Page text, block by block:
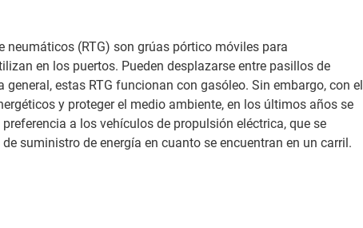
neumáticos (RTG) son grúas pórtico móviles para
en los puertos. Pueden desplazarse entre pasillos de
general, estas RTG funcionan con gasóleo. Sin embargo, con el
y proteger el medio ambiente, en los últimos años se
a los vehículos de propulsión eléctrica, que se
suministro de energía en cuanto se encuentran en un carril.